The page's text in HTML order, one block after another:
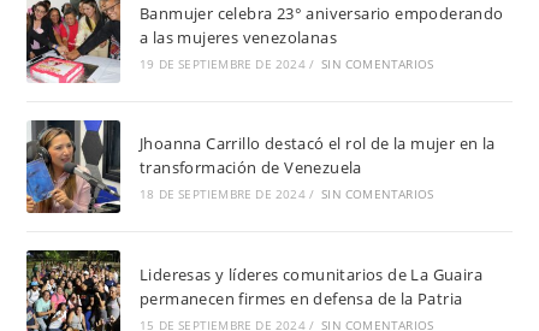
Banmujer celebra 23° aniversario empoderando
a las mujeres venezolanas
19 DE SEPTIEMBRE DE 2024 / SIN COMENTARIOS
Jhoanna Carrillo destacó el rol de la mujer en la
transformación de Venezuela
18 DE SEPTIEMBRE DE 2024 / SIN COMENTARIOS
Lideresas y líderes comunitarios de La Guaira
permanecen firmes en defensa de la Patria
15 DE SEPTIEMBRE DE 2024 / SIN COMENTARIOS